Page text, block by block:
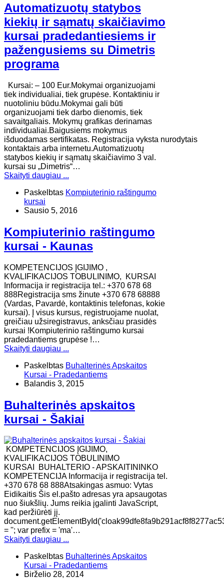
Automatizuotų statybos
kiekių ir sąmatų skaičiavimo
kursai pradedantiesiems ir
pažengusiems su Dimetris
programa
Kursai: – 100 Eur.Mokymai organizuojami
tiek individualiai, tiek grupėse. Kontaktiniu ir
nuotoliniu būdu.Mokymai gali būti
organizuojami tiek darbo dienomis, tiek
savaitgaliais. Mokymų grafikas derinamas
individualiai.Baigusiems mokymus
išduodamas sertifikatas. Registracija vyksta nurodytais
kontaktais arba internetu.Automatizuotų
statybos kiekių ir sąmatų skaičiavimo 3 val.
kursai su „Dimetris“…
Skaityti daugiau ...
Paskelbtas Kompiuterinio raštingumo
kursai
Sausio 5, 2016
Kompiuterinio raštingumo
kursai - Kaunas
KOMPETENCIJOS ĮGIJIMO ,
KVALIFIKACIJOS TOBULINIMO, KURSAI
Informacija ir registracija tel.: +370 678 68
888Registracija sms žinute +370 678 68888
(Vardas, Pavardė, kontaktinis telefonas, kokie
kursai). Į visus kursus, registruojame nuolat,
greičiau užsiregistravus, anksčiau prasidės
kursai !Kompiuterinio raštingumo kursai
pradedantiems grupėse !…
Skaityti daugiau ...
Paskelbtas Buhalterinės Apskaitos
Kursai - Pradedantiems
Balandis 3, 2015
Buhalterinės apskaitos
kursai - Šakiai
KOMPETENCIJOS ĮGIJIMO,
KVALIFIKACIJOS TOBULINIMO
KURSAI BUHALTERIO - APSKAITININKO
KOMPETENCIJA Informacija ir registracija tel.
+370 678 68 888Atsakingas asmuo: Vytas
Eidikaitis Šis el.pašto adresas yra apsaugotas
nuo šiukšlių. Jums reikia įgalinti JavaScript,
kad peržiūrėti jį.
= ''; var prefix = 'ma'…
Skaityti daugiau ...
Paskelbtas Buhalterinės Apskaitos
Kursai - Pradedantiems
Birželio 28, 2014